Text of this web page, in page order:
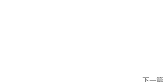
下一篇